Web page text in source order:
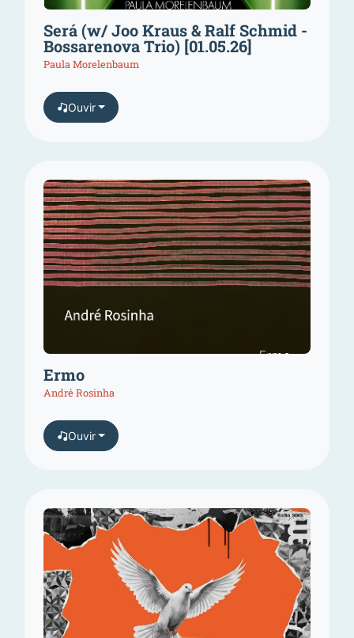
Será (w/ Joo Kraus & Ralf Schmid -
Bossarenova Trio) [01.05.26]
Paula Morelenbaum
Ouvir
Ermo
André Rosinha
Ouvir